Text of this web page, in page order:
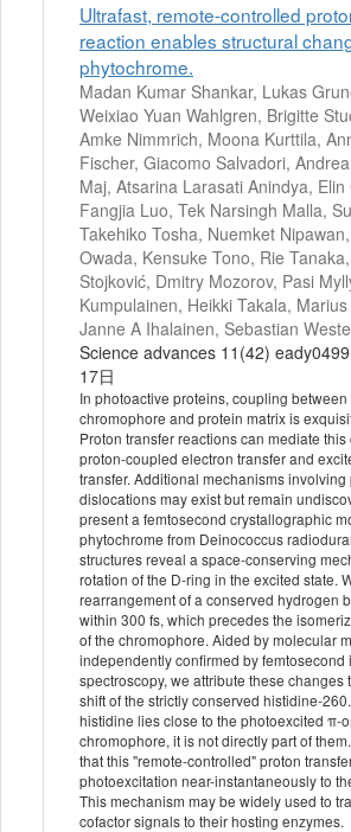
Ultrafast, remote-controlled
reaction enables structural
phytochrome.
Madan Kumar Shankar, Lukas
Weixiao Yuan Wahlgren, Brigitte
Amke Nimmrich, Moona Kurttila,
Fischer, Giacomo Salvadori,
Maj, Atsarina Larasati Anindya, Elin
Fangjia Luo, Tek Narsingh Malla,
Takehiko Tosha, Nuemket
Owada, Kensuke Tono, Rie
Stojković, Dmitry Mozorov, Pasi
Kumpulainen, Heikki Takala,
Janne A Ihalainen, Sebastian
Science advances 11(42)
17日
In photoactive proteins, coupling between
chromophore and protein matrix is
Proton transfer reactions can mediate
proton-coupled electron transfer and
transfer. Additional mechanisms involving
dislocations may exist but remain
present a femtosecond crystallographic
phytochrome from Deinococcus
structures reveal a space-conserving
rotation of the D-ring in the excited state.
rearrangement of a conserved hydrogen
within 300 fs, which precedes the
of the chromophore. Aided by molecular
independently confirmed by femtosecond
spectroscopy, we attribute these changes
shift of the strictly conserved histidine-
histidine lies close to the photoexcited π-
chromophore, it is not directly part of
that this "remote-controlled" proton
photoexcitation near-instantaneously to
This mechanism may be widely used to
cofactor signals to their hosting enzymes.